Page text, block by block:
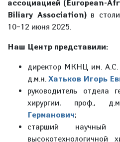
ассоциацией (European-
Biliary Association)в
10–12 июня 2025.
Наш Центр представили:
директор МКНЦ им. А.С.
д.м.н. Хатьков Игорь
руководитель отдела
хирургии, проф.,
Германович;
старший научный
высокотехнологичной